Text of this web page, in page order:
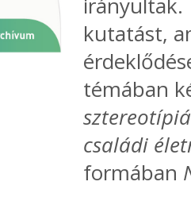
kutatást,
témában
családi
formában